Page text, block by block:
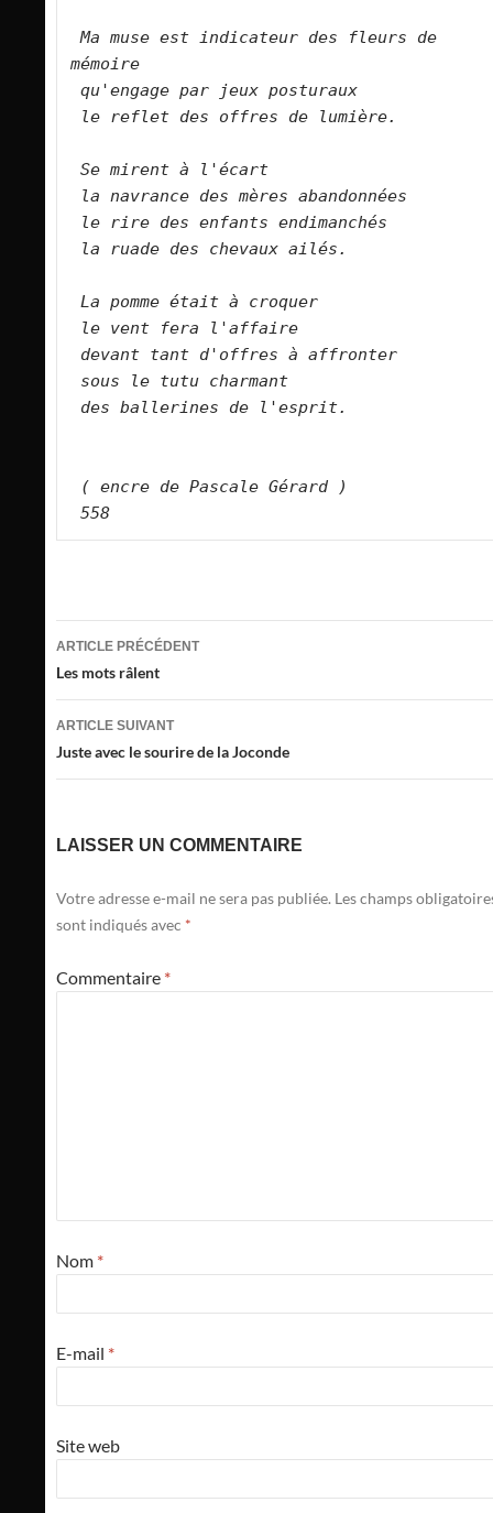
Ma muse est indicateur des fleurs de
mémoire
qu'engage par jeux posturaux
le reflet des offres de lumière.
Se mirent à l'écart
la navrance des mères abandonnées
le rire des enfants endimanchés
la ruade des chevaux ailés.
La pomme était à croquer
le vent fera l'affaire
devant tant d'offres à affronter
sous le tutu charmant
des ballerines de l'esprit.
( encre de Pascale Gérard )
558
Navigation
des
articles
ARTICLE PRÉCÉDENT
Les mots râlent
ARTICLE SUIVANT
Juste avec le sourire de la Joconde
LAISSER UN COMMENTAIRE
Votre adresse e-mail ne sera pas publiée. Les champs
sont indiqués avec *
Commentaire *
Nom *
E-mail *
Site web